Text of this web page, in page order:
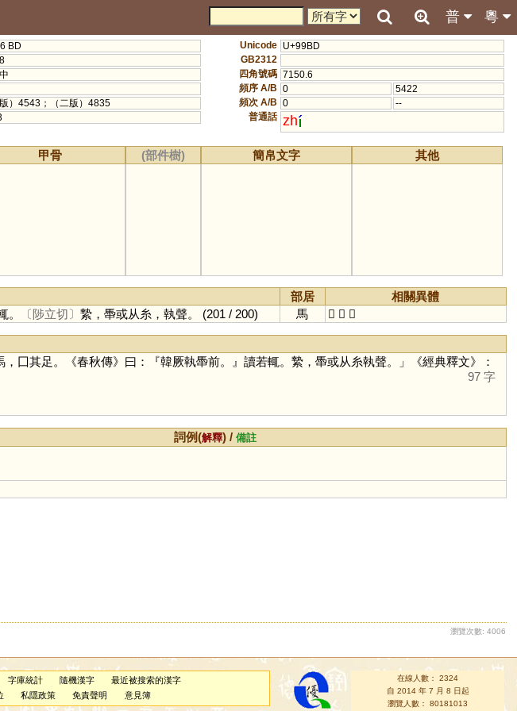
粵
普
BD
版）4543；（二版）4835
Unicode U+99BD
GB2312
四角號碼 7150.6
頻序 A/B 0
5422
頻次 A/B 0
--
普通話 zh
甲骨 (部件樹) 簡帛文字 其他
部居
相關異體
〔陟立切〕 縶，馽或从糸，執聲。 (201 / 200) 馬 𩢏 縶 𦅬
囗其足。《春秋傳》曰：『韓厥執馽前。』讀若輒。縶，馽或从糸執聲。」《經典釋文》：
97 字
詞例(解釋) /備註
瀏覽次數: 4006
字庫統計 隨機漢字
最近被搜索的漢字
私隱政策 免責聲明 意見簿
在線人數： 2324
自 2014 年 7 月 8 日起
瀏覽人數： 80181013